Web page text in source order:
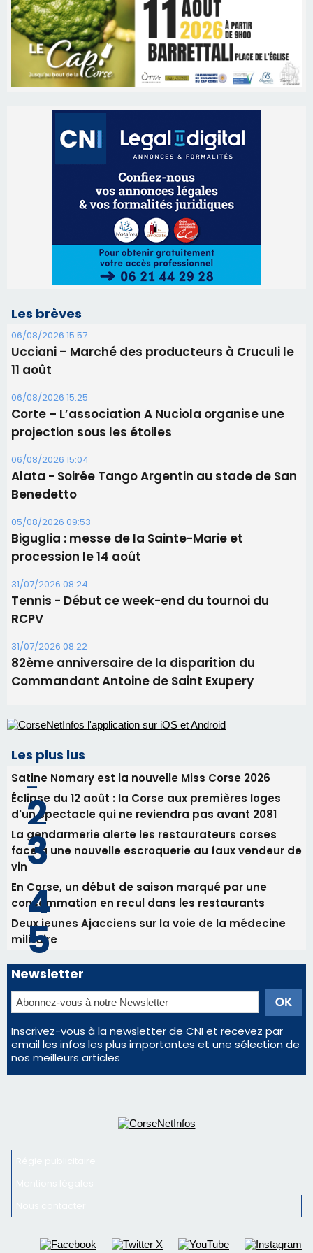
Les brèves
06/08/2026 15:57
Ucciani – Marché des producteurs à Cruculi le
11 août
06/08/2026 15:25
Corte – L’association A Nuciola organise une
projection sous les étoiles
06/08/2026 15:04
Alata - Soirée Tango Argentin au stade de San
Benedetto
05/08/2026 09:53
Biguglia : messe de la Sainte-Marie et
procession le 14 août
31/07/2026 08:24
Tennis - Début ce week-end du tournoi du
RCPV
31/07/2026 08:22
82ème anniversaire de la disparition du
Commandant Antoine de Saint Exupery
Les plus lus
Satine Nomary est la nouvelle Miss Corse 2026
Éclipse du 12 août : la Corse aux premières loges
d'un spectacle qui ne reviendra pas avant 2081
La gendarmerie alerte les restaurateurs corses
face à une nouvelle escroquerie au faux vendeur de
vin
En Corse, un début de saison marqué par une
consommation en recul dans les restaurants
Deux jeunes Ajacciens sur la voie de la médecine
militaire
Newsletter
Inscrivez-vous à la newsletter de CNI et recevez par
email les infos les plus importantes et une sélection de
nos meilleurs articles